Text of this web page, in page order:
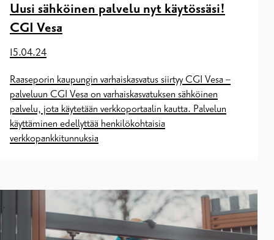
Uusi sähköinen palvelu nyt käytössäsi!
CGI Vesa
15.04.24
Raaseporin kaupungin varhaiskasvatus siirtyy CGI Vesa –
palveluun CGI Vesa on varhaiskasvatuksen sähköinen
palvelu, jota käytetään verkkoportaalin kautta. Palvelun
käyttäminen edellyttää henkilökohtaisia
verkkopankkitunnuksia